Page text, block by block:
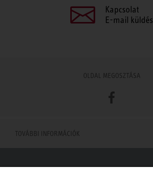
Kapcsolat
E-mail küldés
OLDAL MEGOSZTÁSA
Facebook
TOVÁBBI INFORMÁCIÓK